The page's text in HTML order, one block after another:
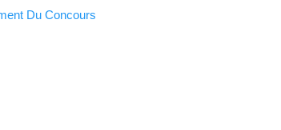
Du Concours